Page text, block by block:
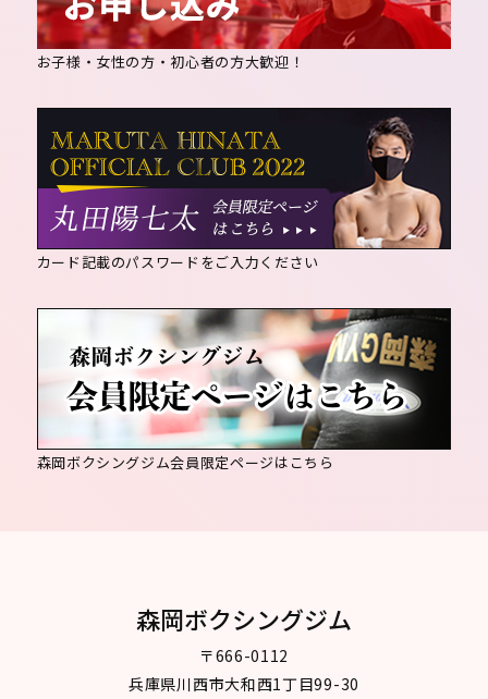
お子様・女性の方・初心者の方大歓迎！
カード記載のパスワードをご入力ください
森岡ボクシングジム会員限定ページはこちら
森岡ボクシングジム
〒666-0112
兵庫県川西市大和西1丁目99-30